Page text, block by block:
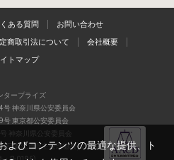
ある質問 お問い合わせ
商取引法について 会社概要
トマップ
タープライズ
神奈川県公安委員会
東京都公安委員会
神奈川県公安委員会
日本流通自主管理協会)の正会
よびコンテンツの最適な提供、ト